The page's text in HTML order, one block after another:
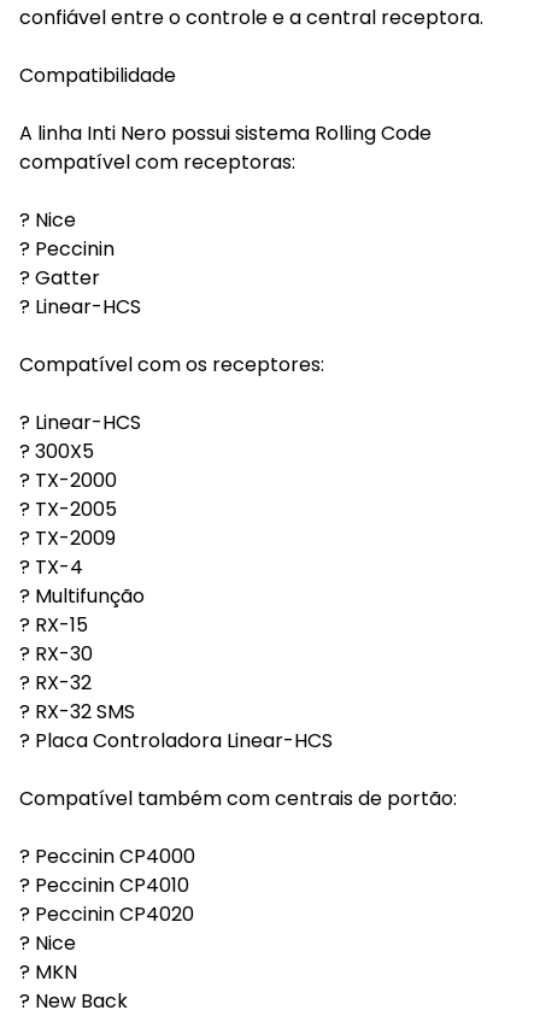
confiável entre o controle e a central receptora.
Compatibilidade
A linha Inti Nero possui sistema Rolling Code
compatível com receptoras:
? Nice
? Peccinin
? Gatter
? Linear-HCS
Compatível com os receptores:
? Linear-HCS
? 300X5
? TX-2000
? TX-2005
? TX-2009
? TX-4
? Multifunção
? RX-15
? RX-30
? RX-32
? RX-32 SMS
? Placa Controladora Linear-HCS
Compatível também com centrais de portão:
? Peccinin CP4000
? Peccinin CP4010
? Peccinin CP4020
? Nice
? MKN
? New Back